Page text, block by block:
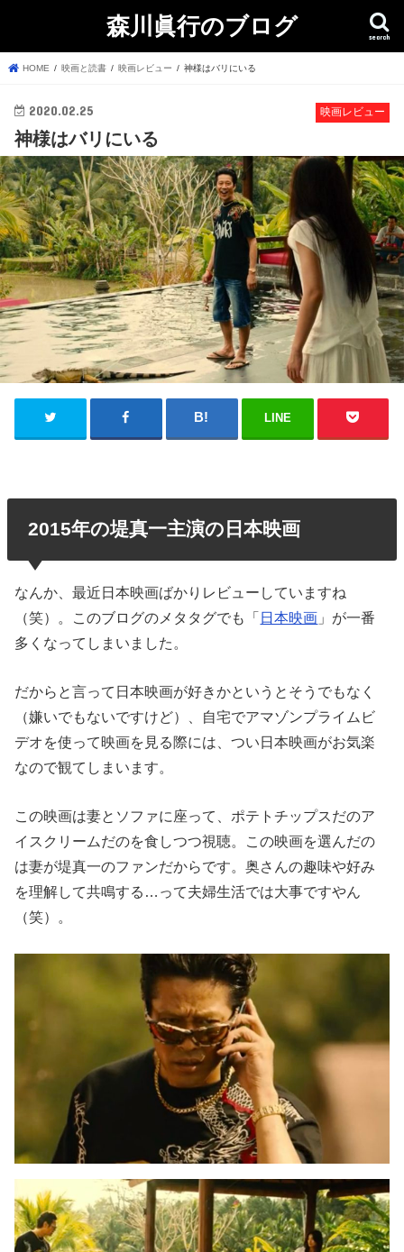
森川眞行のブログ search
HOME 映画と読書 映画レビュー 神様はバリにいる
映画レビュー
2020.02.25
神様はバリにいる
LINE
2015年の堤真一主演の日本映画
なんか、最近日本映画ばかりレビューしていますね
（笑）。このブログのメタタグでも「日本映画 」が一番
多くなってしまいました。
だからと言って日本映画が好きかというとそうでもなく
（嫌いでもないですけど）、自宅でアマゾンプライムビ
デオを使って映画を見る際には、つい日本映画がお気楽
なので観てしまいます。
この映画は妻とソファに座って、ポテトチップスだのア
イスクリームだのを食しつつ視聴。この映画を選んだの
は妻が堤真一のファンだからです。奥さんの趣味や好み
を理解して共鳴する…って夫婦生活では大事ですやん
（笑）。